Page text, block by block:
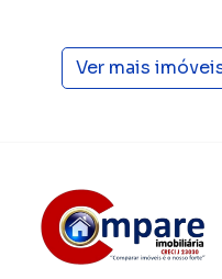
Espelho d'água
Cascata em pedra natural
Espaço perfeito para
Um cenário exclusivo
única de conforto e bem-
Ver mais